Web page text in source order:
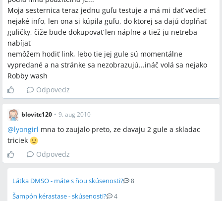
Moja sesternica teraz jednu guľu testuje a má mi dať vedieť
nejaké info, len ona si kúpila guľu, do ktorej sa dajú doplňať
guličky, čiže bude dokupovať len náplne a tiež ju netreba
nabíjať
nemôžem hodiť link, lebo tie jej gule sú momentálne
vypredané a na stránke sa nezobrazujú...ináč volá sa nejako
Robby wash
Odpovedz
blovitc120 • 9. aug 2010
@lyongirl mna to zaujalo preto, ze davaju 2 gule a skladac
triciek
Odpovedz
Látka DMSO - máte s ňou skúsenosti? 8
Šampón kérastase - skúsenosti? 4